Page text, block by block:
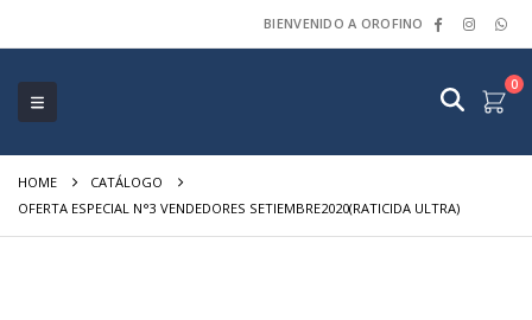
BIENVENIDO A OROFINO
0
HOME
CATÁLOGO
OFERTA ESPECIAL N°3 VENDEDORES SETIEMBRE2020(RATICIDA ULTRA)